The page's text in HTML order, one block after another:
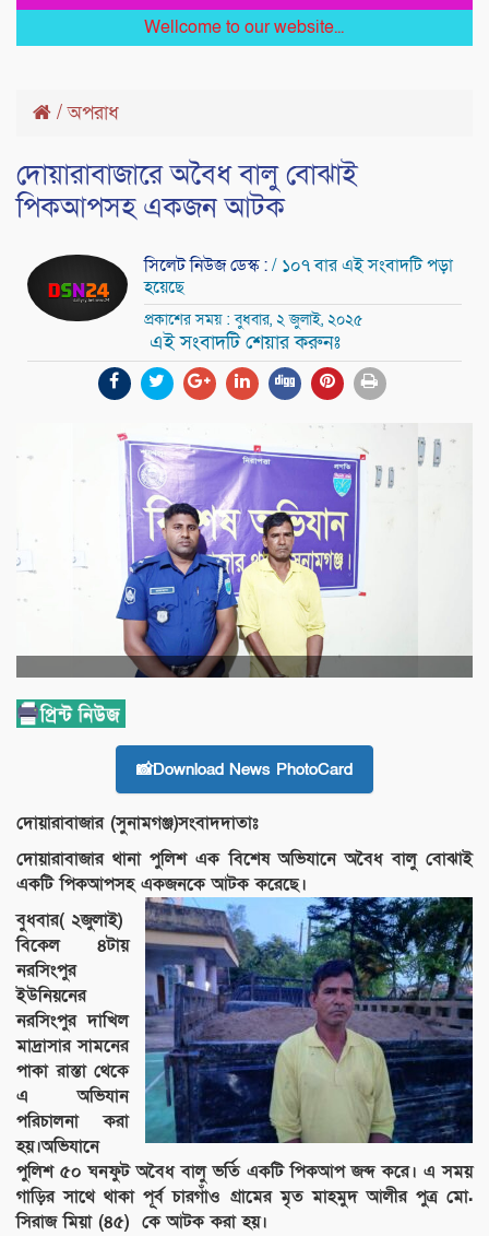
Wellcome to our website...
/অপরাধ
দোয়ারাবাজারে অবৈধ বালু বোঝাই
পিকআপসহ একজন আটক
সিলেট নিউজ ডেস্ক :/ ১০৭ বার এই সংবাদটি পড়া
হয়েছে
প্রকাশের সময় : বুধবার, ২ জুলাই, ২০২৫
এই সংবাদটি শেয়ার করুনঃ
📸Download News PhotoCard
দোয়ারাবাজার (সুনামগঞ্জ)সংবাদদাতাঃ
দোয়ারাবাজার থানা পুলিশ এক বিশেষ অভিযানে অবৈধ বালু বোঝাই
একটি পিকআপসহ একজনকে আটক করেছে।
বুধবার( ২জুলাই)
বিকেল ৪টায়
নরসিংপুর
ইউনিয়নের
নরসিংপুর দাখিল
মাদ্রাসার সামনের
পাকা রাস্তা থেকে
এ অভিযান
পরিচালনা করা
হয়।অভিযানে
পুলিশ ৫০ ঘনফুট অবৈধ বালু ভর্তি একটি পিকআপ জব্দ করে। এ সময়
গাড়ির সাথে থাকা পূর্ব চারগাঁও গ্রামের মৃত মাহমুদ আলীর পুত্র মো.
সিরাজ মিয়া (৪৫) কে আটক করা হয়।